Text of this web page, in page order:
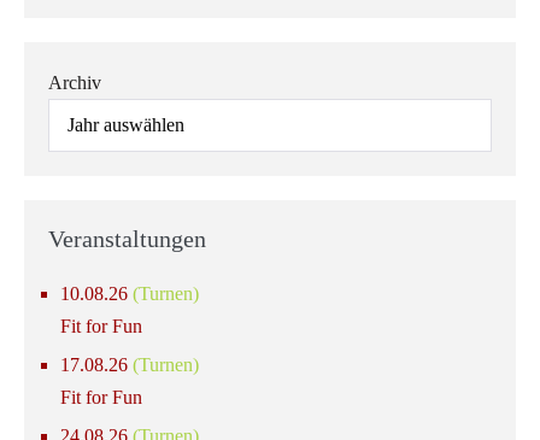
Archiv
Veranstaltungen
10.08.26 (Turnen)
Fit for Fun
17.08.26 (Turnen)
Fit for Fun
24.08.26 (Turnen)